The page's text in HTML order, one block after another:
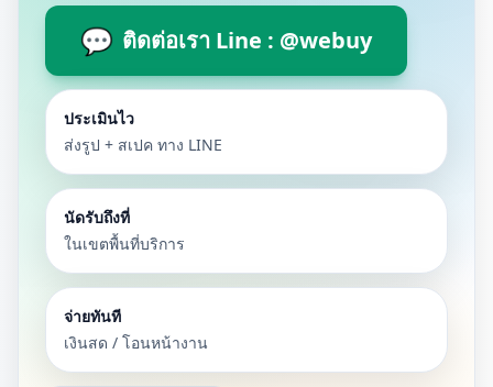
💬 ติดต่อเรา Line : @webuy
ประเมินไว
ส่งรูป + สเปค ทาง LINE
นัดรับถึงที่
ในเขตพื้นที่บริการ
จ่ายทันที
เงินสด / โอนหน้างาน